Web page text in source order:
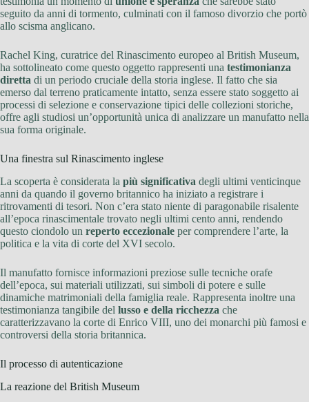
seguito da anni di tormento, culminati con il famoso divorzio che portò
allo scisma anglicano.
Rachel King, curatrice del Rinascimento europeo al British Museum,
ha sottolineato come questo oggetto rappresenti una testimonianza
diretta di un periodo cruciale della storia inglese. Il fatto che sia
emerso dal terreno praticamente intatto, senza essere stato soggetto ai
processi di selezione e conservazione tipici delle collezioni storiche,
offre agli studiosi un’opportunità unica di analizzare un manufatto nella
sua forma originale.
Una finestra sul Rinascimento inglese
La scoperta è considerata la più significativa degli ultimi venticinque
anni da quando il governo britannico ha iniziato a registrare i
ritrovamenti di tesori. Non c’era stato niente di paragonabile risalente
all’epoca rinascimentale trovato negli ultimi cento anni, rendendo
questo ciondolo un reperto eccezionale per comprendere l’arte, la
politica e la vita di corte del XVI secolo.
Il manufatto fornisce informazioni preziose sulle tecniche orafe
dell’epoca, sui materiali utilizzati, sui simboli di potere e sulle
dinamiche matrimoniali della famiglia reale. Rappresenta inoltre una
testimonianza tangibile del lusso e della ricchezza che
caratterizzavano la corte di Enrico VIII, uno dei monarchi più famosi e
controversi della storia britannica.
Il processo di autenticazione
La reazione del British Museum